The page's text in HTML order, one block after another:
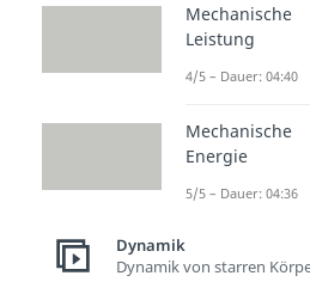
Mechanische
Leistung
4/5 – Dauer: 04:40
Mechanische
Energie
5/5 – Dauer: 04:36
Dynamik
Dynamik von starren